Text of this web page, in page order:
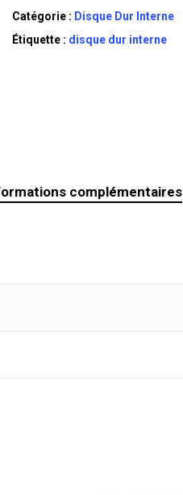
Catégorie : Disque Dur Interne
Étiquette : disque dur interne
complémentaires